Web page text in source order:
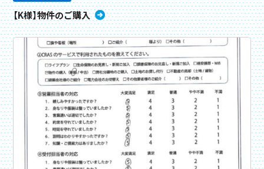
【K様】物件のご購入